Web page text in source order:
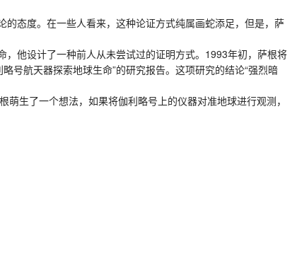
态度。在一些人看来，这种论证方式纯属画蛇添足，但是，萨
他设计了一种前人从未尝试过的证明方式。1993年初，萨根将
号航天器探索地球生命”的研究报告。这项研究的结论“强烈暗
生了一个想法，如果将伽利略号上的仪器对准地球进行观测，